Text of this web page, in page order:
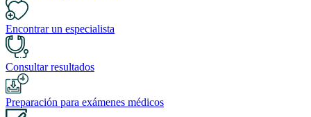
Encontrar un especialista
Consultar resultados
Preparación para exámenes médicos